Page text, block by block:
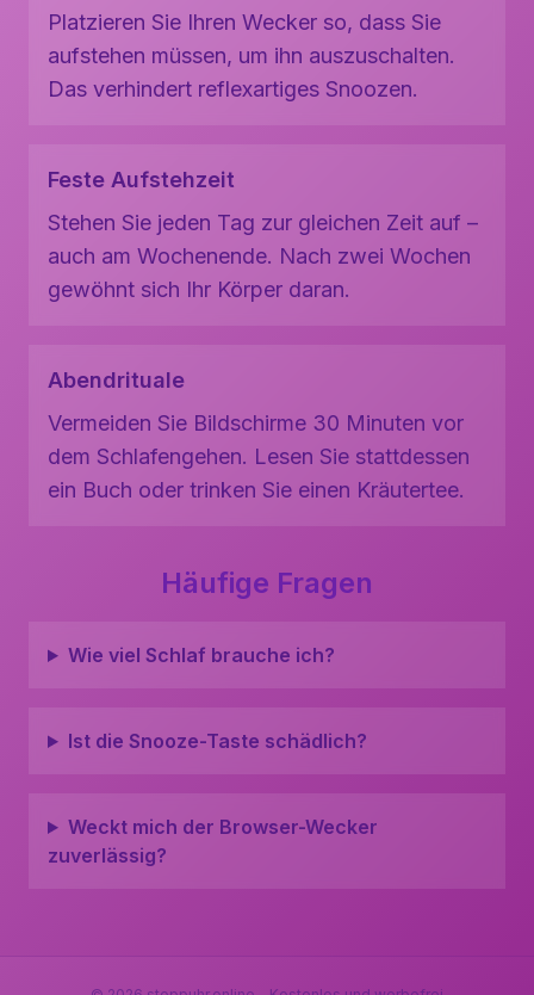
Platzieren Sie Ihren Wecker so, dass Sie
aufstehen müssen, um ihn auszuschalten.
Das verhindert reflexartiges Snoozen.
Feste Aufstehzeit
Stehen Sie jeden Tag zur gleichen Zeit auf –
auch am Wochenende. Nach zwei Wochen
gewöhnt sich Ihr Körper daran.
Abendrituale
Vermeiden Sie Bildschirme 30 Minuten vor
dem Schlafengehen. Lesen Sie stattdessen
ein Buch oder trinken Sie einen Kräutertee.
Häufige Fragen
Wie viel Schlaf brauche ich?
Ist die Snooze-Taste schädlich?
Weckt mich der Browser-Wecker
zuverlässig?